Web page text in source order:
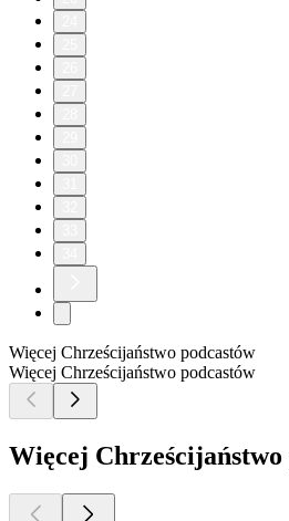
Więcej Chrześcijaństwo podcastów
Więcej Chrześcijaństwo podcastów
Więcej Chrześcijaństwo